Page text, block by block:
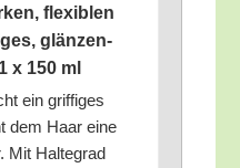
fle­xi­blen
glän­zen­
x 150 ml
ein grif­fi­ges
dem Haar eine
Mit Hal­te­grad